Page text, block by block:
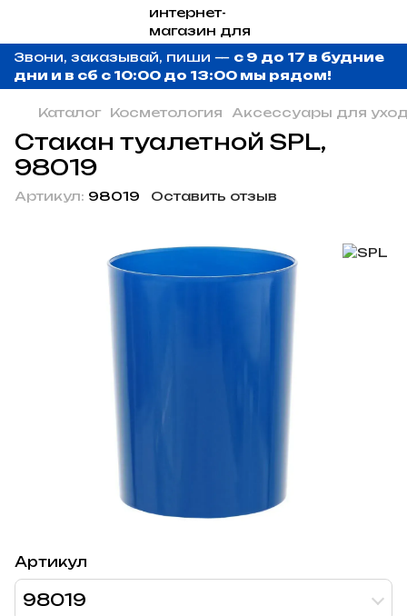
Звони, заказывай, пиши — с 9 до 17 в будние
дни и в сб с 10:00 до 13:00 мы рядом!
Каталог Косметология Аксессуары для
Стакан туалетной SPL,
98019
Артикул: 98019 Оставить отзыв
Артикул
98019